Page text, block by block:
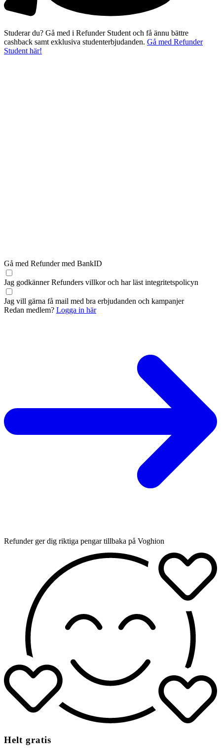
Studerar du? Gå med i Refunder Student och få ännu bättre
cashback samt exklusiva studenterbjudanden. Gå med Refunder
Student här!
Gå med Refunder med BankID
Jag godkänner Refunders villkoroch har läst integritetspolicyn
Jag vill gärna få mail med bra erbjudanden och kampanjer
Redan medlem? Logga in här
Refunder ger dig riktiga pengar tillbaka på Voghion
Helt gratis